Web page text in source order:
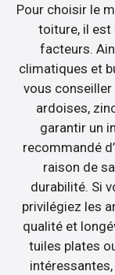
Pour choisir le
toiture, il est
facteurs.
climatiques et
vous
ardoises,
garantir un
recommandé
raison de
durabilité. Si
privilégiez les
qualité et
tuiles plates